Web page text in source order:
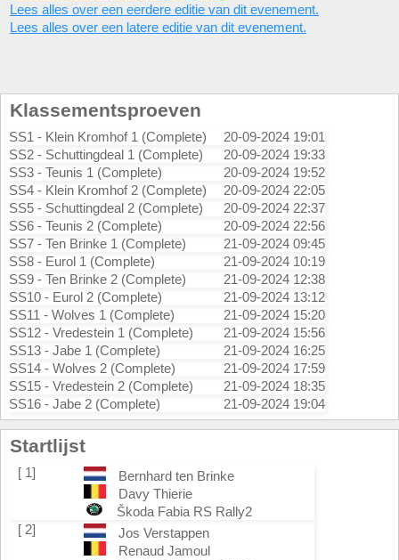
Lees alles over een eerdere editie van dit evenement.
Lees alles over een latere editie van dit evenement.
Klassementsproeven
SS1 - Klein Kromhof 1 (Complete)
20-09-2024 19:01
SS2 - Schuttingdeal 1 (Complete)
20-09-2024 19:33
SS3 - Teunis 1 (Complete)
20-09-2024 19:52
SS4 - Klein Kromhof 2 (Complete)
20-09-2024 22:05
SS5 - Schuttingdeal 2 (Complete)
20-09-2024 22:37
SS6 - Teunis 2 (Complete)
20-09-2024 22:56
SS7 - Ten Brinke 1 (Complete)
21-09-2024 09:45
SS8 - Eurol 1 (Complete)
21-09-2024 10:19
SS9 - Ten Brinke 2 (Complete)
21-09-2024 12:38
SS10 - Eurol 2 (Complete)
21-09-2024 13:12
SS11 - Wolves 1 (Complete)
21-09-2024 15:20
SS12 - Vredestein 1 (Complete)
21-09-2024 15:56
SS13 - Jabe 1 (Complete)
21-09-2024 16:25
SS14 - Wolves 2 (Complete)
21-09-2024 17:59
SS15 - Vredestein 2 (Complete)
21-09-2024 18:35
SS16 - Jabe 2 (Complete)
21-09-2024 19:04
Startlijst
[ 1]
Bernhard ten Brinke
Davy Thierie
Škoda Fabia RS Rally2
[ 2]
Jos Verstappen
Renaud Jamoul